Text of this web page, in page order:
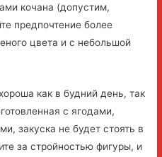
кочана (допустим,
предпочтение более
цвета и с небольшой
как в будний день, так
с ягодами,
закуска не будет стоять в
за стройностью фигуры, и